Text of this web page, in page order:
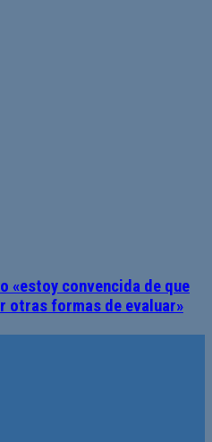
«estoy convencida de que
otras formas de evaluar»